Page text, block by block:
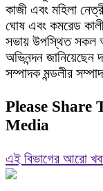
কাজী এবং মহিলা
ঘোষ এবং কমরেড
সভায় উপস্থিত সকল
অভিনন্দন
সম্পাদক মন্ডলীর
Please Share
Media
এই বিভাগের আরো